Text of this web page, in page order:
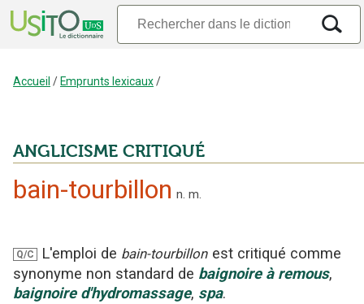
Accueil /Emprunts lexicaux/
ANGLICISME CRITIQUÉ
bain-tourbillon n. m.
Q/C L'emploi de bain-tourbillon est critiqué comme
synonyme non standard de baignoire à remous,
baignoire d'hydromassage, spa.